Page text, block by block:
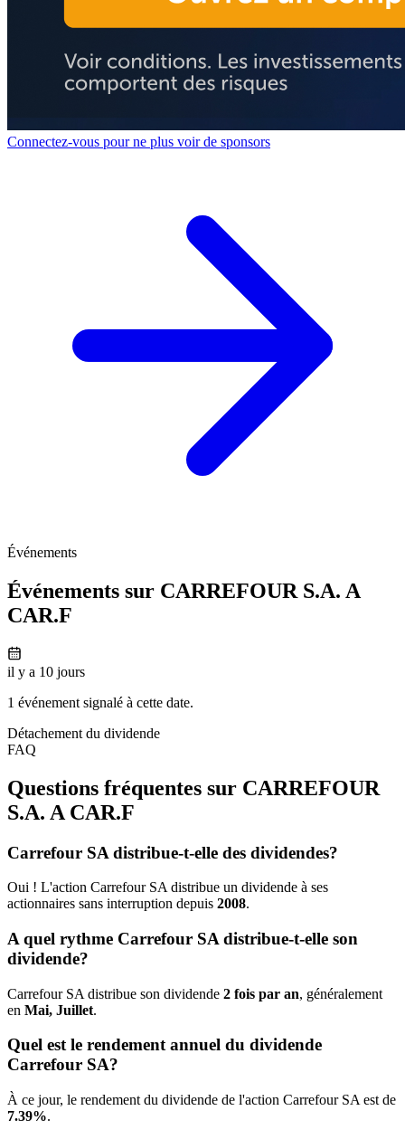
Connectez-vous pour ne plus voir de sponsors
Événements
Événements sur CARREFOUR S.A. A
CAR.F
il y a 10 jours
1 événement signalé à cette date.
Détachement du dividende
FAQ
Questions fréquentes sur CARREFOUR
S.A. A CAR.F
Carrefour SA distribue-t-elle des dividendes?
Oui ! L'action Carrefour SA distribue un dividende à ses
actionnaires sans interruption depuis 2008.
A quel rythme Carrefour SA distribue-t-elle son
dividende?
Carrefour SA distribue son dividende 2 fois par an, généralement
en Mai, Juillet.
Quel est le rendement annuel du dividende
Carrefour SA?
À ce jour, le rendement du dividende de l'action Carrefour SA est de
7.39%.